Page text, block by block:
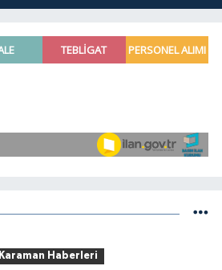
Karaman Haberleri